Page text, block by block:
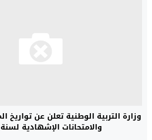
وزارة التربية الوطنية تعلن عن تواريخ
والامتحانات الإشهادية لسنة 2022